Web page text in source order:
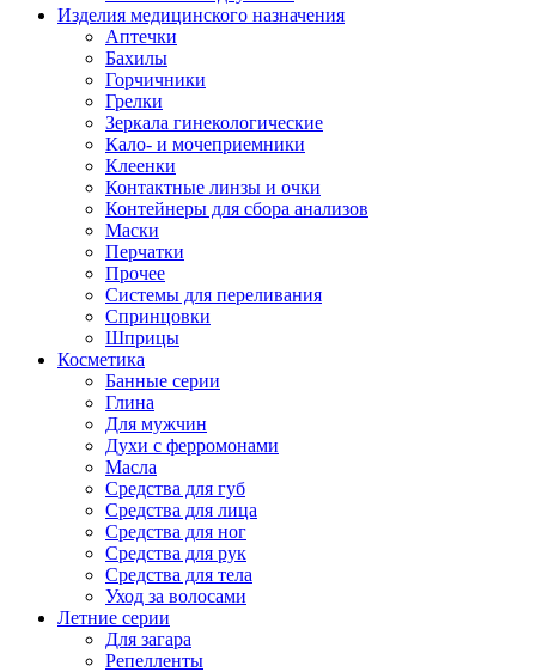
Изделия медицинского назначения
Аптечки
Бахилы
Горчичники
Грелки
Зеркала гинекологические
Кало- и мочеприемники
Клеенки
Контактные линзы и очки
Контейнеры для сбора анализов
Маски
Перчатки
Прочее
Системы для переливания
Спринцовки
Шприцы
Косметика
Банные серии
Глина
Для мужчин
Духи с ферромонами
Масла
Средства для губ
Средства для лица
Средства для ног
Средства для рук
Средства для тела
Уход за волосами
Летние серии
Для загара
Репелленты